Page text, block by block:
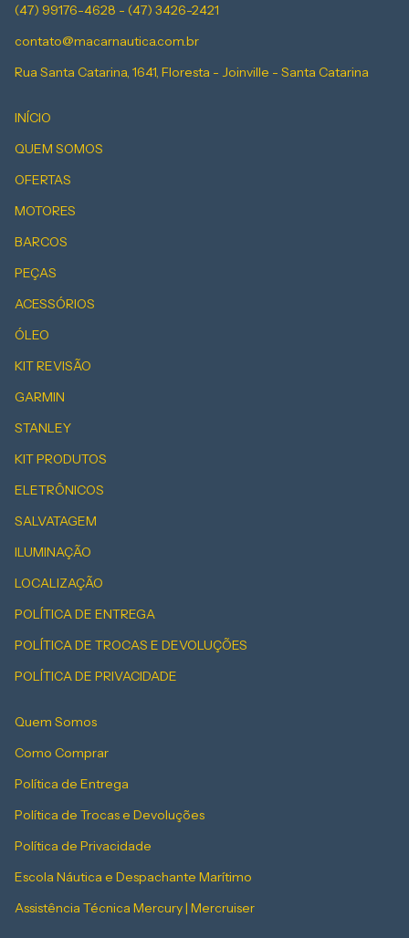
(47) 99176-4628 - (47) 3426-2421
contato@macarnautica.com.br
Rua Santa Catarina, 1641, Floresta - Joinville - Santa Catarina
INÍCIO
QUEM SOMOS
OFERTAS
MOTORES
BARCOS
PEÇAS
ACESSÓRIOS
ÓLEO
KIT REVISÃO
GARMIN
STANLEY
KIT PRODUTOS
ELETRÔNICOS
SALVATAGEM
ILUMINAÇÃO
LOCALIZAÇÃO
POLÍTICA DE ENTREGA
POLÍTICA DE TROCAS E DEVOLUÇÕES
POLÍTICA DE PRIVACIDADE
Quem Somos
Como Comprar
Política de Entrega
Política de Trocas e Devoluções
Política de Privacidade
Escola Náutica e Despachante Marítimo
Assistência Técnica Mercury | Mercruiser